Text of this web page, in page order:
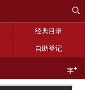
经典目录
自助登记
字+